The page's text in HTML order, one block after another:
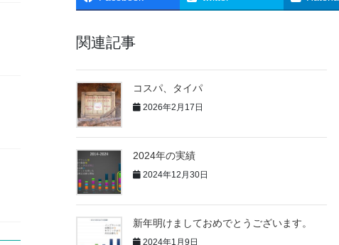
関連記事
コスパ、タイパ
2026年2月17日
2024年の実績
2024年12月30日
新年明けましておめでとうございます。
2024年1月9日